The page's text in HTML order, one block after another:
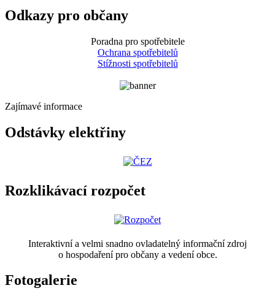
Odkazy pro občany
Poradna pro spotřebitele
Ochrana spotřebitelů
Stížnosti spotřebitelů
Zajímavé informace
Odstávky elektřiny
Rozklikávací rozpočet
Interaktivní a velmi snadno ovladatelný informační zdroj
o hospodaření pro občany a vedení obce.
Fotogalerie